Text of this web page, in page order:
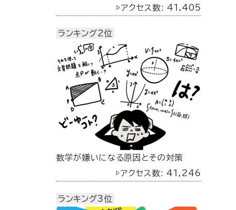
▷アクセス数: 41,405
ランキング2位
数学が嫌いになる原因とその対策
▷アクセス数: 41,246
ランキング3位